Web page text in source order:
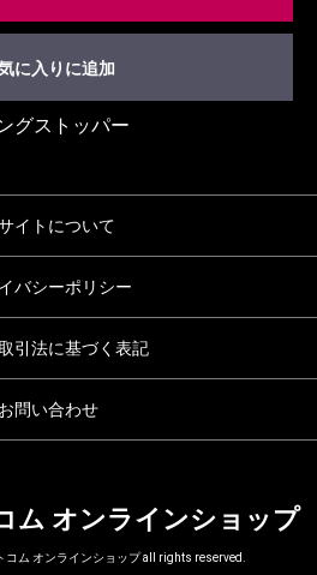
に入りに追加
グストッパー
イトについて
バシーポリシー
引法に基づく表記
お問い合わせ
ム オンラインショップ
ム オンラインショップ all rights reserved.